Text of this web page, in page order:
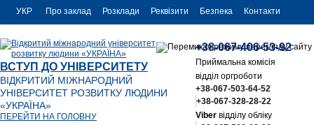
УКР
ENG
Про заклад Розклади Реквізити Безпека Контакти
ВСТУП ДО УНІВЕРСИТЕТУ
ВІДКРИТИЙ МІЖНАРОДНИЙ
УНІВЕРСИТЕТ РОЗВИТКУ ЛЮДИНИ
«УКРАЇНА»
ПЕРЕЙТИ НА ГОЛОВНУ
+38-067-406-53-92
Приймальна комісія
відділ оргроботи
+38-067-503-64-52
+38-067-328-28-22
Viberвідділу обліку